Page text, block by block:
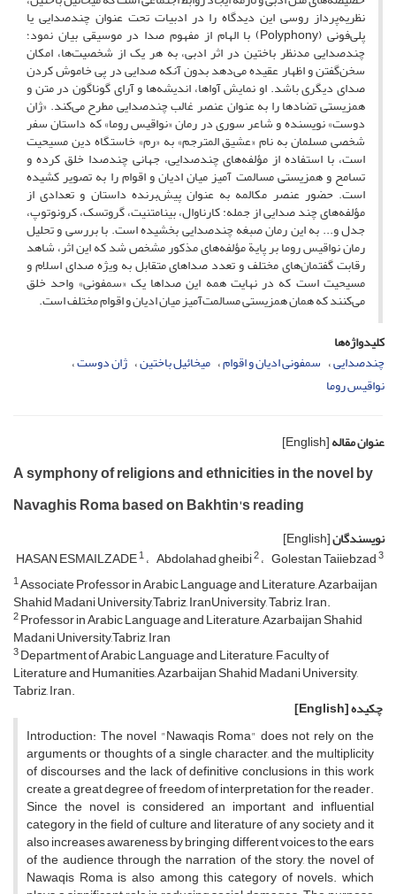
نظریه‌پرداز روسی این دیدگاه را در ادبیات تحت عنوان چند‌صدایی یا
پلی‌فونی (Polyphony) با الهام از مفهوم صدا در موسیقی بیان نمود؛
چندصدایی مد‌نظر باختین در اثر ادبی، به هر یک از شخصیت‌ها، امکان
سخن‌گفتن و اظهار عقیده می‌دهد بدون آنکه صدایی در پی خاموش کردن
صدای دیگری باشد. او نمایش آواها، اندیشه‌ها و آرای گوناگون در متن و
همزیستی تضادها را به عنوان عنصر غالب چندصدایی مطرح می‌کند. «ژان
دوست» نویسنده و شاعر سوری در رمان «نواقیس روما» که داستان سفر
شخصی مسلمان به نام «عشیق المترجم» به «رم» خاستگاه دین مسیحیت
است، با استفاده از مؤلفه‌های چند‌صدایی، جهانی چند‌صدا خلق کرده و
تسامح و همزیستی مسالمت آمیز میان ادیان و اقوام را به تصویر کشیده
است. حضور عنصر مکالمه به عنوان پیش‌برنده داستان و تعدادی از
مؤلفه‌های چند صدایی از جمله: کارناوال، بینامتنیت، گروتسک، کرونوتوپ،
جدل و... به این رمان صبغه چند‌صدایی بخشیده است. با بررسی و تحلیل
رمان نواقیس روما بر پایة مؤلفه‌های مذکور مشخص شد که این اثر، شاهد
رقابت گفتمان‌های مختلف و تعدد صداهای متقابل به ویژه صدای اسلام و
مسیحیت است که در ‌نهایت همه این صداها یک «سمفونی» واحد خلق
می‌کنند که همان همزیستی مسالمت‌آمیز میان ادیان و اقوام مختلف است.
کلیدواژه‌ها
چند‌صدایی سمفونی ادیان و اقوام میخائیل باختین ژان دوست
نواقیس روما
عنوان مقاله[English]
A symphony of religions and ethnicities in the novel by
Navaghis Roma based on Bakhtin's reading
نویسندگان[English]
HASAN ESMAILZADE1 Abdolahad gheibi2 Golestan Taiiebzad3
1Associate Professor in Arabic Language and Literature, Azarbaijan
Shahid Madani University,Tabriz, IranUniversity, Tabriz, Iran.
2Professor in Arabic Language and Literature, Azarbaijan Shahid
Madani University,Tabriz, Iran
3Department of Arabic Language and Literature, Faculty of
Literature and Humanities, Azarbaijan Shahid Madani University,
Tabriz, Iran.
چکیده[English]
Introduction: The novel "Nawaqis Roma" does not rely on the
arguments or thoughts of a single character, and the multiplicity
of discourses and the lack of definitive conclusions in this work
create a great degree of freedom of interpretation for the reader.
Since the novel is considered an important and influential
category in the field of culture and literature of any society and it
also increases awareness by bringing different voices to the ears
of the audience through the narration of the story, the novel of
Nawaqis Roma is also among this category of novels. which